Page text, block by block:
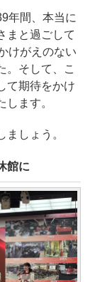
年間、本当に
まと過ごして
けがえのない
。そして、こ
て期待をかけ
ます。
しょう。
館に